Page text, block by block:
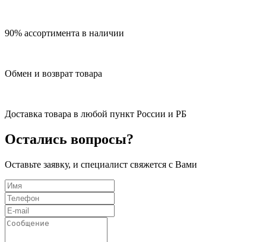
90% ассортимента в наличии
Обмен и возврат товара
Доставка товара в любой пункт России и РБ
Остались вопросы?
Оставьте заявку, и специалист свяжется с Вами